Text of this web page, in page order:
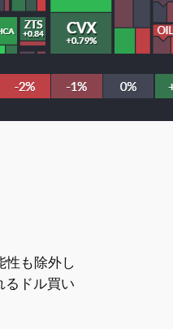
性も除外し
るドル買い